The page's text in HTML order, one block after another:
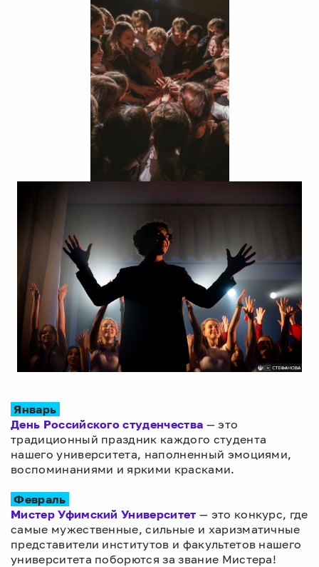
Январь
День Российского студенчества — это
традиционный праздник каждого студента
нашего университета, наполненный эмоциями,
воспоминаниями и яркими красками.
Февраль
Мистер Уфимский Университет — это конкурс, где
самые мужественные, сильные и харизматичные
представители институтов и факультетов нашего
университета поборются за звание Мистера!